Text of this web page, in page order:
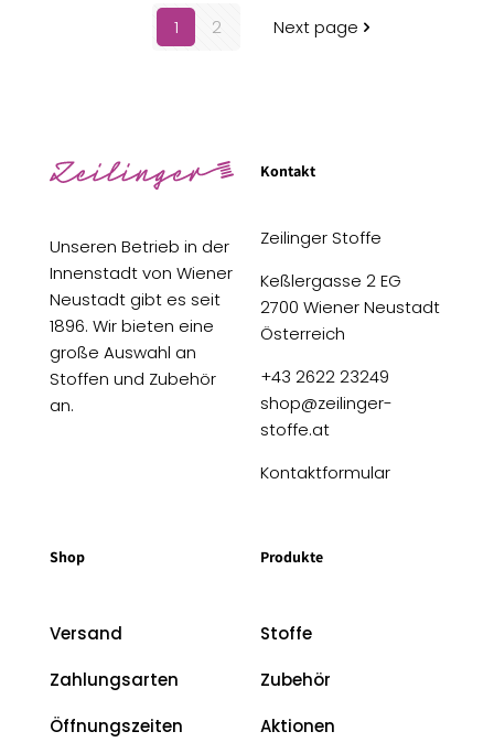
1 2 Next page
Unseren Betrieb in der
Innenstadt von Wiener
Neustadt gibt es seit
1896. Wir bieten eine
große Auswahl an
Stoffen und Zubehör
an.
Kontakt
Zeilinger Stoffe
Keßlergasse 2 EG
2700 Wiener Neustadt
Österreich
+43 2622 23249
shop@zeilinger-
stoffe.at
Kontaktformular
Shop
Versand
Zahlungsarten
Öffnungszeiten
Produkte
Stoffe
Zubehör
Aktionen